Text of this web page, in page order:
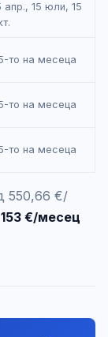
апр., 15 юли, 15
то на месеца
то на месеца
то на месеца
550,66 €/
153 €/месец